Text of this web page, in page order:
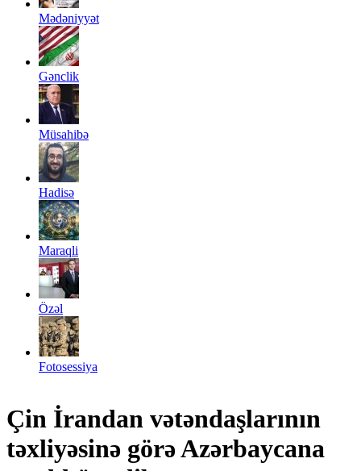
Mədəniyyət
Gənclik
Müsahibə
Hadisə
Maraqli
Özəl
Fotosessiya
Çin İrandan vətəndaşlarının
təxliyəsinə görə Azərbaycana